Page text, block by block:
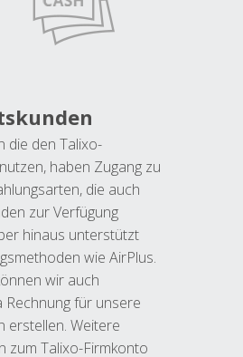
die den Talixo-
haben Zugang zu
die auch
zur Verfügung
hinaus unterstützt
wie AirPlus.
wir auch
Rechnung für unsere
erstellen. Weitere
zum Talixo-Firmkonto